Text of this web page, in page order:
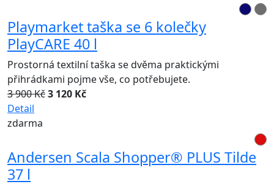
Playmarket taška se 6 kolečky
PlayCARE 40 l
Prostorná textilní taška se dvěma praktickými
přihrádkami pojme vše, co potřebujete.
3 900 Kč3 120 Kč
Detail
zdarma
Andersen Scala Shopper® PLUS Tilde
37 l